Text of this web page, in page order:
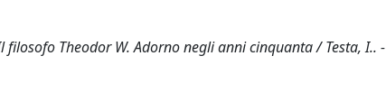
Theodor W. Adorno negli anni cinquanta / Testa, I.. -